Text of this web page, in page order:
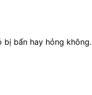
bẩn hay hỏng không.